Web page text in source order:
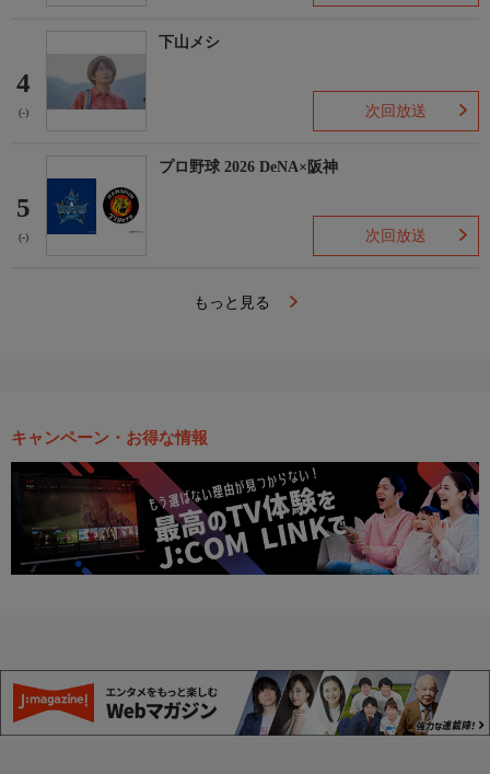
4
(-)
下山メシ
次回放送
5
(-)
プロ野球 2026 DeNA×阪神
次回放送
もっと見る
キャンペーン・お得な情報